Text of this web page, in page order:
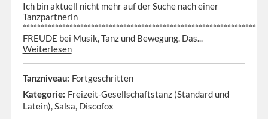
Ich bin aktuell nicht mehr auf der Suche nach einer
Tanzpartnerin
*****************************************************************
FREUDE bei Musik, Tanz und Bewegung. Das...
Weiterlesen
Tanzniveau: Fortgeschritten
Kategorie: Freizeit-Gesellschaftstanz (Standard und
Latein), Salsa, Discofox